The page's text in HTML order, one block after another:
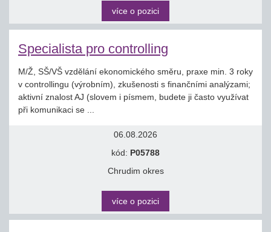
více o pozici
Specialista pro controlling
M/Ž, SŠ/VŠ vzdělání ekonomického směru, praxe min. 3 roky
v controllingu (výrobním), zkušenosti s finančními analýzami;
aktivní znalost AJ (slovem i písmem, budete ji často využívat
při komunikaci se ...
06.08.2026
kód: P05788
Chrudim okres
více o pozici